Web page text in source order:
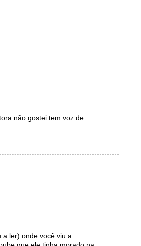
não gostei tem voz de
a ler) onde você viu a